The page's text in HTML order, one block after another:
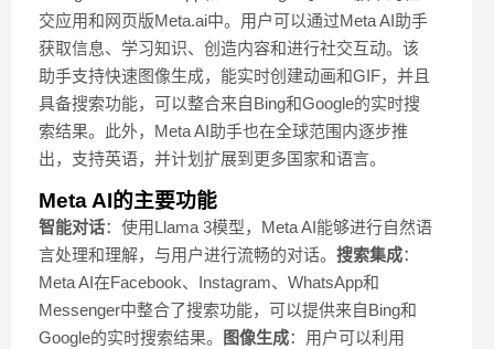
交应用和网页版Meta.ai中。用户可以通过Meta AI助手
获取信息、学习知识、创造内容和进行社交互动。该
助手支持快速图像生成，能实时创建动画和GIF，并且
具备搜索功能，可以整合来自Bing和Google的实时搜
索结果。此外，Meta AI助手也在全球范围内逐步推
出，支持英语，并计划扩展到更多国家和语言。
Meta AI的主要功能
智能对话：使用Llama 3模型，Meta AI能够进行自然语
言处理和理解，与用户进行流畅的对话。 搜索集成：
Meta AI在Facebook、Instagram、WhatsApp和
Messenger中整合了搜索功能，可以提供来自Bing和
Google的实时搜索结果。
图像生成：用户可以利用